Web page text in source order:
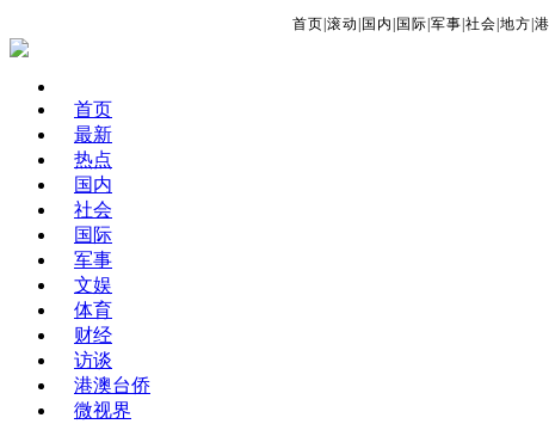
首页 滚动 国内 国际 军事 社会 地方
首页
最新
热点
国内
社会
国际
军事
文娱
体育
财经
访谈
港澳台侨
微视界